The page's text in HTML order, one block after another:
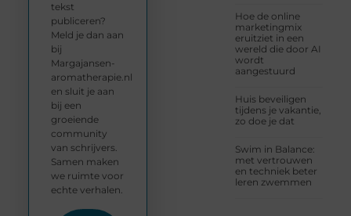
Hoe de online
marketingmix
eruitziet in een
wereld die door AI
wordt
aangestuurd
Huis beveiligen
tijdens je vakantie,
zo doe je dat
Swim in Balance:
met vertrouwen
en techniek beter
leren zwemmen
tekst
publiceren?
Meld je dan aan
bij
Margajansen-
aromatherapie.nl
en sluit je aan
bij een
groeiende
community
van schrijvers.
Samen maken
we ruimte voor
echte verhalen.